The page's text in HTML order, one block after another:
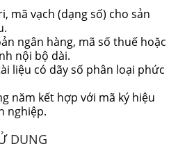
mã vạch (dạng số) cho sản
ngân hàng, mã số thuế hoặc
nội bộ dài.
liệu có dãy số phân loại phức
năm kết hợp với mã ký hiệu
nghiệp.
DỤNG